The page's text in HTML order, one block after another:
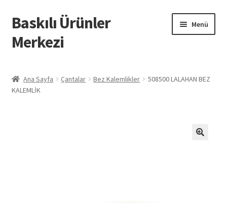
Dolaşıma
geç
İçeriğe
geç
Baskılı Ürünler
Merkezi
Menü
Baskılı Ürünler
Ana Sayfa Çantalar Bez Kalemlikler
508500 LALAHAN BEZ
KALEMLİK